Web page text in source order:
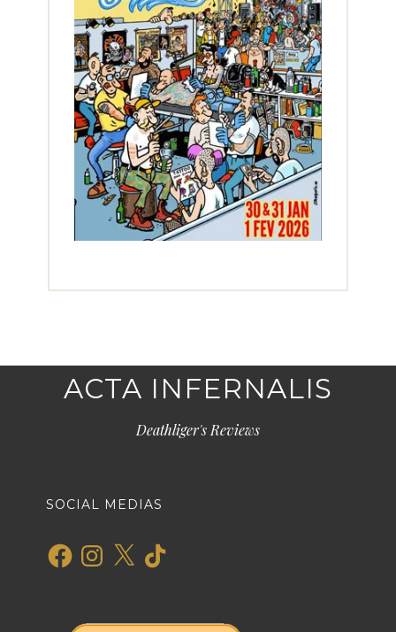
ACTA INFERNALIS
Deathliger's Reviews
SOCIAL MEDIAS
FacebookInstagram
X TikTok